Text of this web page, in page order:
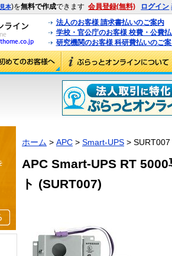
見本)を無料で作成できます 会員登録(無料) ログイン
法人のお客様 請求書払いのご案内
学校・官公庁のお客様 校費・公費
研究機関のお客様 科研費払いのご
ホーム > APC > Smart-UPS > SURT007
APC Smart-UPS RT
ト (SURT007)